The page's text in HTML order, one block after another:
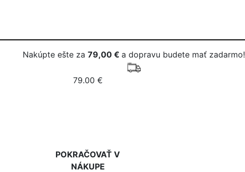
Nakúpte ešte za 79,00 € a dopravu budete mať zadarmo!
79.00 €
POKRAČOVAŤ V
NÁKUPE